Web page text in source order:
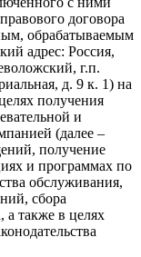
договора
обрабатываемым
адрес: Россия,
г.п.
д. 9 к. 1) на
получения
и
(далее –
получение
и программах по
обслуживания,
сбора
а также в целях